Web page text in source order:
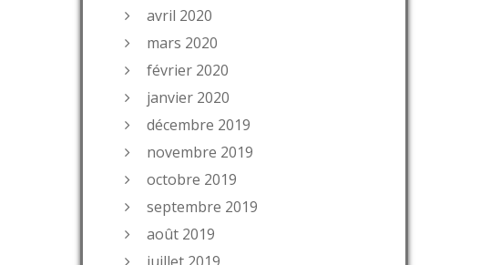
avril 2020
mars 2020
février 2020
janvier 2020
décembre 2019
novembre 2019
octobre 2019
septembre 2019
août 2019